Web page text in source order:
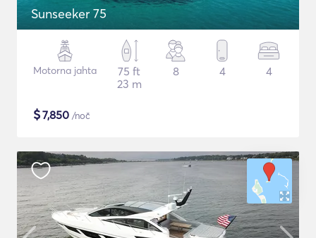
Sunseeker 75
Motorna jahta
75 ft
23 m
8 4 4
$7,850 /noč